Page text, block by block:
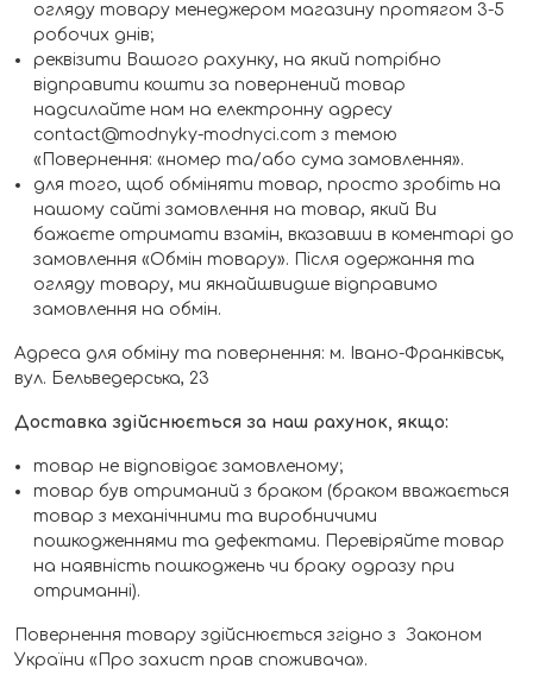
огляду товару менеджером магазину протягом 3-5
робочих днів;
реквізити Вашого рахунку, на який потрібно
відправити кошти за повернений товар
надсилайте нам на електронну адресу
contact@modnyky-modnyci.com з темою
«Повернення: «номер та/або сума замовлення».
для того, щоб обміняти товар, просто зробіть на
нашому сайті замовлення на товар, який Ви
бажаєте отримати взамін, вказавши в коментарі до
замовлення «Обмін товару». Після одержання та
огляду товару, ми якнайшвидше відправимо
замовлення на обмін.
Адреса для обміну та повернення: м. Івано-Франківськ,
вул. Бельведерська, 23
Доставка здійснюється за наш рахунок, якщо:
товар не відповідає замовленому;
товар був отриманий з браком (браком вважається
товар з механічними та виробничими
пошкодженнями та дефектами. Перевіряйте товар
на наявність пошкоджень чи браку одразу при
отриманні).
Повернення товару здійснюється згідно з Законом
України «Про захист прав споживача».